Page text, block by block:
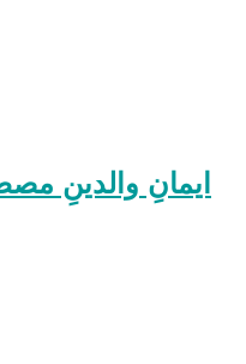
ایمانِ والدینِ